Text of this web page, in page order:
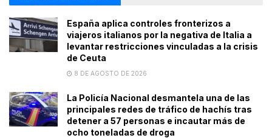
España aplica controles fronterizos a
viajeros italianos por la negativa de Italia a
levantar restricciones vinculadas a la crisis
de Ceuta
8 DE AGOSTO DE 2026
La Policía Nacional desmantela una de las
principales redes de tráfico de hachís tras
detener a 57 personas e incautar más de
ocho toneladas de droga